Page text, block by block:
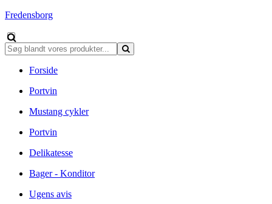
Fredensborg
Forside
Portvin
Mustang cykler
Portvin
Delikatesse
Bager - Konditor
Ugens avis